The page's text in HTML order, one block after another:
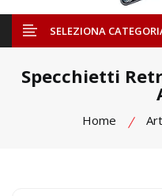
SELEZIONA
Specchietti
Home